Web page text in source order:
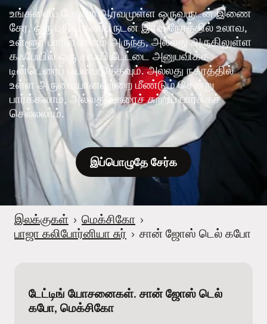
உங்களைப் போன்ற ஆர்வமுள்ள ஒருவருடன் இணை
சேர, ஒரு புதிய நண்பருடன் இரவு நேரத்தில் உலாவ,
உள்ளூர் பாரில் பானம் அருந்த, அல்லது அருகிலுள்ள
கஃபேயில் ஒரு காஃபி டேட்டை அனுபவிக்க
டின்டெரைப் பயன்படுத்தவும். அல்லது நகரத்தில்
உள்ள அருமையானவற்றை மீண்டும் சென்று
பார்க்கலாம், அல்லது ஊரைச் சுற்றிப் பார்க்கச்
செல்லலாம்.
இப்பொழுதே சேர்க
இலக்குகள் › மெக்சிகோ ›
பாஜா கலிபோர்னியா சுர் › சான் ஜோஸ் டெல் கபோ
டேட்டிங் யோசனைகள். சான் ஜோஸ் டெல்
கபோ, மெக்சிகோ